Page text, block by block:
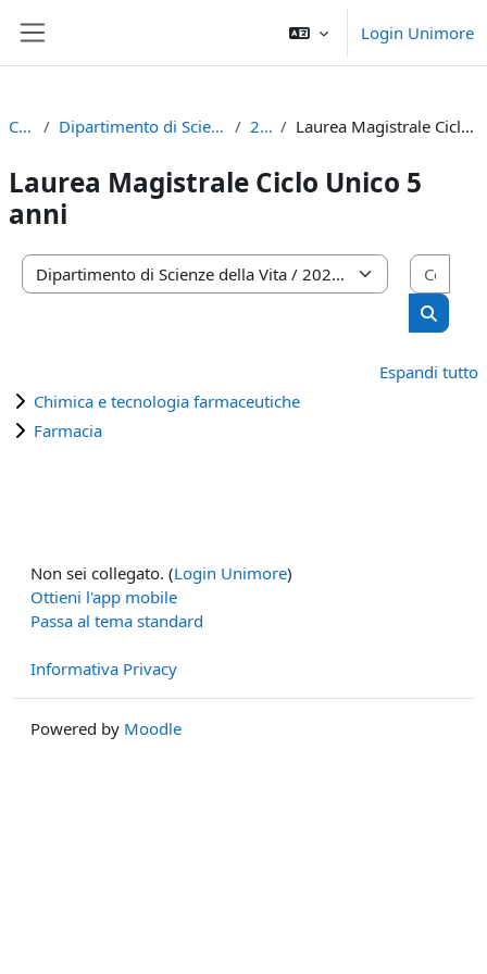
Login Unimore
Corsi Dipartimento di Scienze della Vita 2024 Laurea Magistrale Ciclo Unico 5 anni
Laurea Magistrale Ciclo Unico 5
anni
Categorie di corso
Cerca
Espandi tutto
Chimica e tecnologia farmaceutiche
Farmacia
Non sei collegato. (Login Unimore)
Ottieni l'app mobile
Passa al tema standard
Informativa Privacy
Powered by Moodle